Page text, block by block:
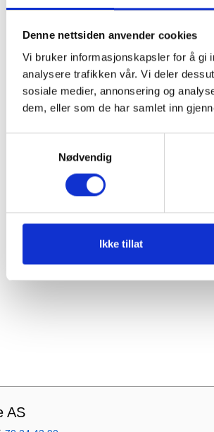
Denne nettsiden anvender cookies
Vi bruker informasjonskapsler for å gi
analysere trafikken vår. Vi deler
sosiale medier, annonsering og
dem, eller som de har samlet inn
Nødvendig
Ikke tillat
AS